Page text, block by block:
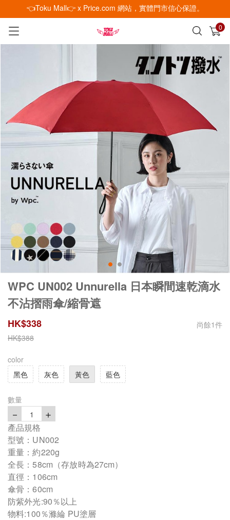
👈Toku Mall👉 x Price.com 網站，實體門市信心保證。
0
已加入購物車 查看
WPC UN002 Unnurella 日本瞬間速乾滴水
不沾摺雨傘/縮骨遮
HK$338 尚餘1件
HK$388
color
黑色
灰色 黃色 藍色
數量
－ 1 ＋
產品規格
型號：UN002
重量：約220g
全長：58cm（存放時為27cm）
直徑：106cm
傘骨：60cm
防紫外光:90％以上
物料:100％滌綸 PU塗層